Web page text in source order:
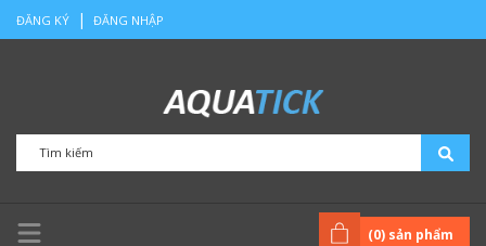
ĐĂNG KÝ | ĐĂNG NHẬP
(0) sản phẩm